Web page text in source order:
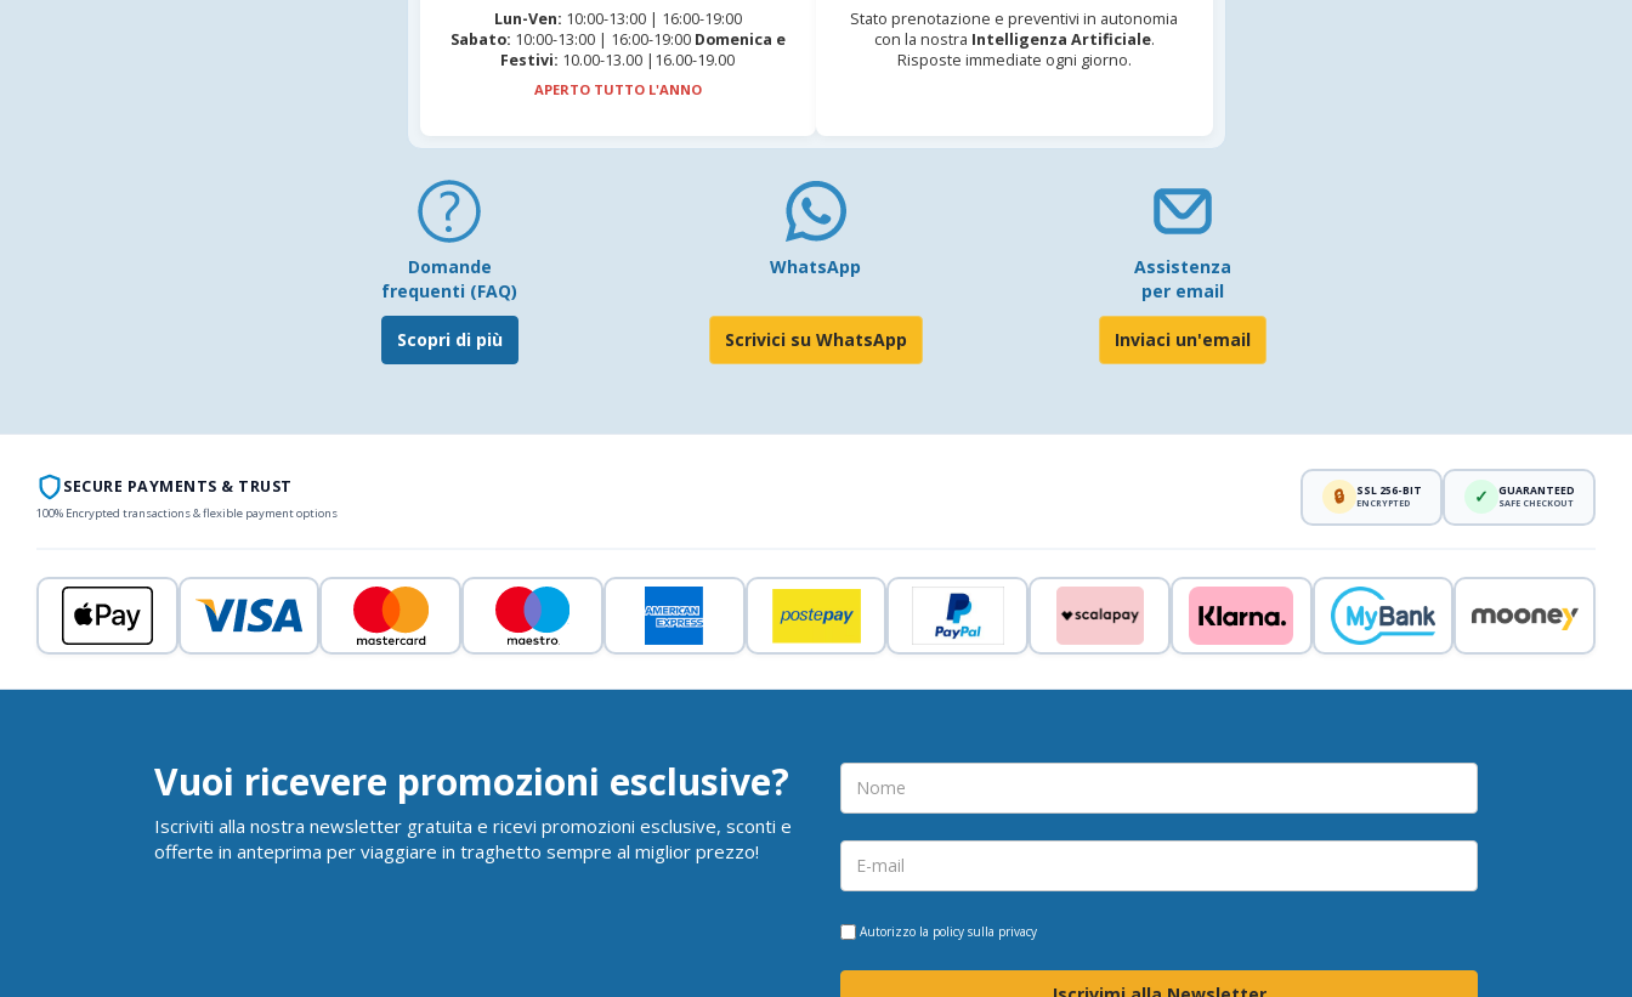
Lun-Ven: 10:00-13:00 | 16:00-19:00
Sabato: 10:00-13:00 | 16:00-19:00 Domenica e
Festivi: 10.00-13.00 |16.00-19.00
APERTO TUTTO L'ANNO
Stato prenotazione e preventivi in autonomia
con la nostra Intelligenza Artificiale.
Risposte immediate ogni giorno.
Domande
frequenti (FAQ)
Scopri di più
WhatsApp
Scrivici su WhatsApp
Assistenza
per email
Inviaci un'email
SECURE PAYMENTS & TRUST
100% Encrypted transactions & flexible payment options
🔒 SSL 256-BIT
ENCRYPTED ✓ GUARANTEED
SAFE CHECKOUT
Vuoi ricevere promozioni esclusive?
Iscriviti alla nostra newsletter gratuita e ricevi promozioni esclusive, sconti e
offerte in anteprima per viaggiare in traghetto sempre al miglior prezzo!
Autorizzo la policy sulla privacy